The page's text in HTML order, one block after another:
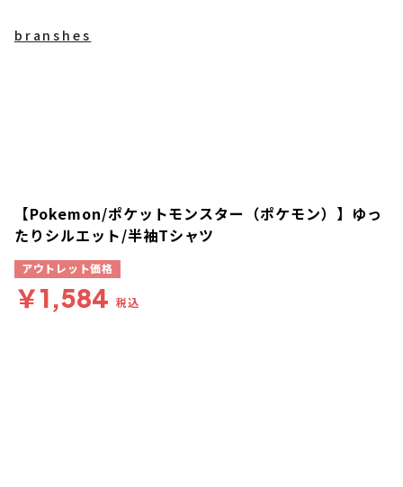
branshes
【Pokemon/ポケットモンスター（ポケモン）】ゆっ
たりシルエット/半袖Tシャツ
アウトレット価格
￥1,584 税込